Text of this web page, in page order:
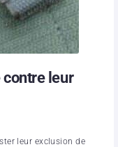
leur
leur exclusion de